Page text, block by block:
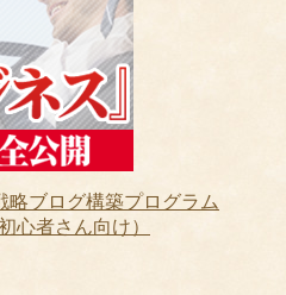
略ブログ構築プログラム
心者さん向け）